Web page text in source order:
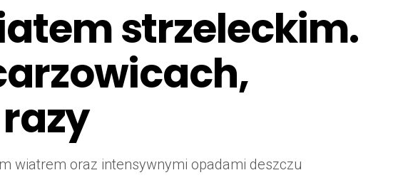
strzeleckim.
wiatrem oraz intensywnymi opadami deszczu